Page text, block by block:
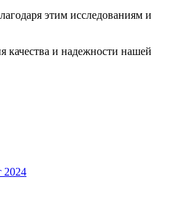
этим исследованиям и
и надежности нашей